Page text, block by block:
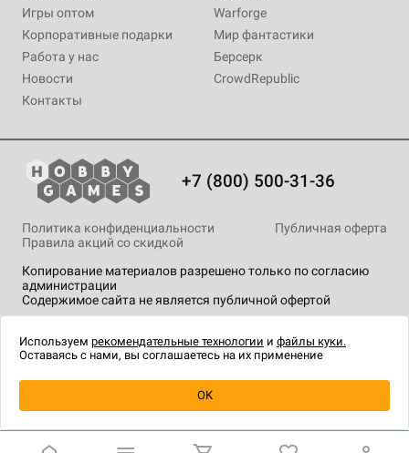
Уведомить о наличии
Игры оптом
Корпоративные подарки
Работа у нас
Новости
Контакты
Warforge
Мир фантастики
Берсерк
CrowdRepublic
+7 (800) 500-31-36
Копирование материалов разрешено только по согласию
администрации
Содержимое сайта не является публичной офертой
Политика конфиденциальности
Публичная оферта
Правила акций со скидкой
технологии.
Используем рекомендательные технологии и файлы куки.
Оставаясь с нами, вы соглашаетесь на их применение
OK